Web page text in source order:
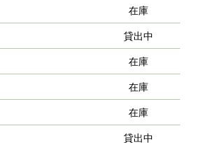
在庫
貸出中
在庫
在庫
在庫
貸出中